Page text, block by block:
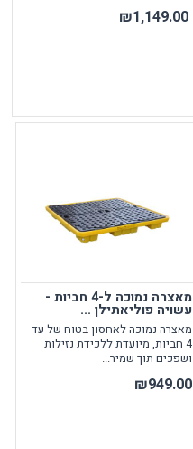
₪1,149.00
מאצרה נמוכה ל-4 חביות -
עשויה פוליאתילן ...
מאצרה נמוכה לאחסון בטוח של עד
4 חביות, מיועדת ללכידת נזילות
ושפכים תוך שמיר...
₪949.00